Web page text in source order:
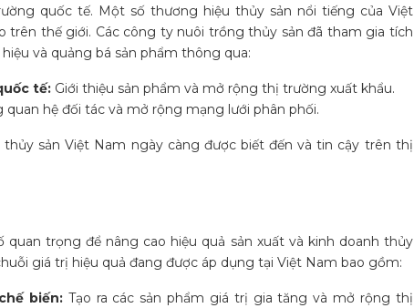
quốc tế. Một số thương hiệu thủy sản nổi tiếng của Việt
trên thế giới. Các công ty nuôi trồng thủy sản đã tham gia tích
và quảng bá sản phẩm thông qua:
tế: Giới thiệu sản phẩm và mở rộng thị trường xuất khẩu.
quan hệ đối tác và mở rộng mạng lưới phân phối.
sản Việt Nam ngày càng được biết đến và tin cậy trên thị
trọng để nâng cao hiệu quả sản xuất và kinh doanh thủy
giá trị hiệu quả đang được áp dụng tại Việt Nam bao gồm:
biến:Tạo ra các sản phẩm giá trị gia tăng và mở rộng thị